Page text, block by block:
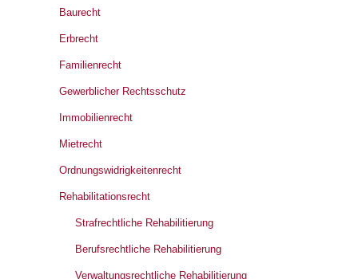
Baurecht
Erbrecht
Familienrecht
Gewerblicher Rechtsschutz
Immobilienrecht
Mietrecht
Ordnungswidrigkeitenrecht
Rehabilitationsrecht
Strafrechtliche Rehabilitierung
Berufsrechtliche Rehabilitierung
Verwaltungsrechtliche Rehabilitierung